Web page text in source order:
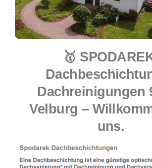
🥇
Dachreinigungen
Velburg –
uns.